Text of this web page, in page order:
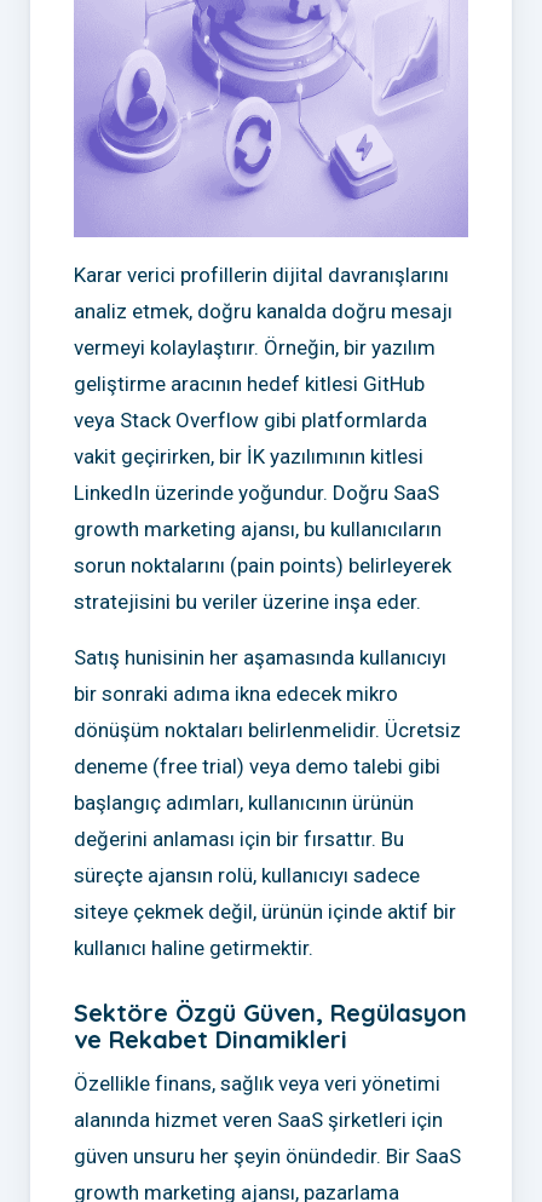
Karar verici profillerin dijital davranışlarını
analiz etmek, doğru kanalda doğru mesajı
vermeyi kolaylaştırır. Örneğin, bir yazılım
geliştirme aracının hedef kitlesi GitHub
veya Stack Overflow gibi platformlarda
vakit geçirirken, bir İK yazılımının kitlesi
LinkedIn üzerinde yoğundur. Doğru SaaS
growth marketing ajansı, bu kullanıcıların
sorun noktalarını (pain points) belirleyerek
stratejisini bu veriler üzerine inşa eder.
Satış hunisinin her aşamasında kullanıcıyı
bir sonraki adıma ikna edecek mikro
dönüşüm noktaları belirlenmelidir. Ücretsiz
deneme (free trial) veya demo talebi gibi
başlangıç adımları, kullanıcının ürünün
değerini anlaması için bir fırsattır. Bu
süreçte ajansın rolü, kullanıcıyı sadece
siteye çekmek değil, ürünün içinde aktif bir
kullanıcı haline getirmektir.
Sektöre Özgü Güven, Regülasyon
ve Rekabet Dinamikleri
Özellikle finans, sağlık veya veri yönetimi
alanında hizmet veren SaaS şirketleri için
güven unsuru her şeyin önündedir. Bir SaaS
growth marketing ajansı, pazarlama